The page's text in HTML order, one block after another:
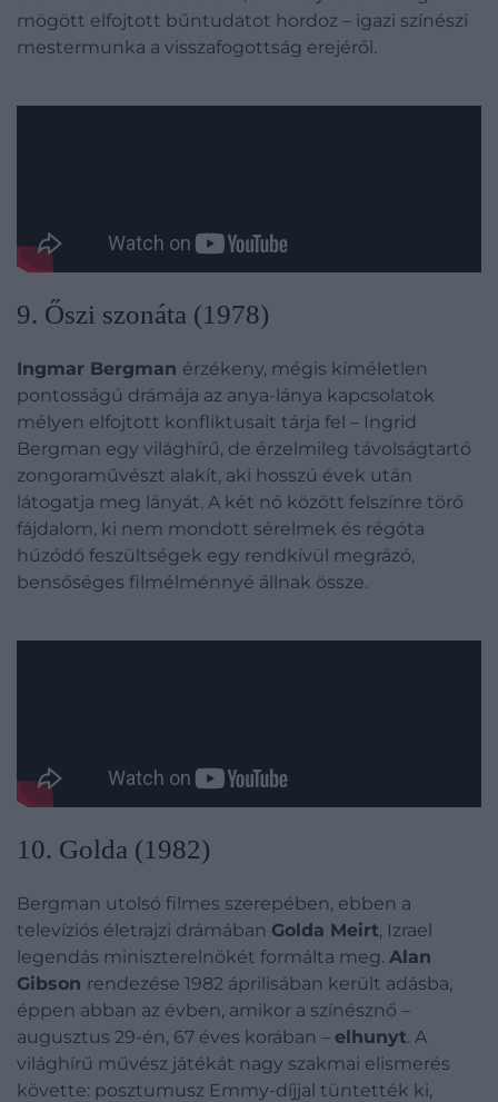
mögött elfojtott bűntudatot hordoz – igazi színészi
mestermunka a visszafogottság erejéről.
9. Őszi szonáta (1978)
Ingmar Bergman érzékeny, mégis kíméletlen
pontosságú drámája az anya-lánya kapcsolatok
mélyen elfojtott konfliktusait tárja fel – Ingrid
Bergman egy világhírű, de érzelmileg távolságtartó
zongoraművészt alakít, aki hosszú évek után
látogatja meg lányát. A két nő között felszínre törő
fájdalom, ki nem mondott sérelmek és régóta
húzódó feszültségek egy rendkívül megrázó,
bensőséges filmélménnyé állnak össze.
10. Golda (1982)
Bergman utolsó filmes szerepében, ebben a
televíziós életrajzi drámában Golda Meirt, Izrael
legendás miniszterelnökét formálta meg. Alan
Gibson rendezése 1982 áprilisában került adásba,
éppen abban az évben, amikor a színésznő –
augusztus 29-én, 67 éves korában – elhunyt. A
világhírű művész játékát nagy szakmai elismerés
követte: posztumusz Emmy-díjjal tüntették ki,